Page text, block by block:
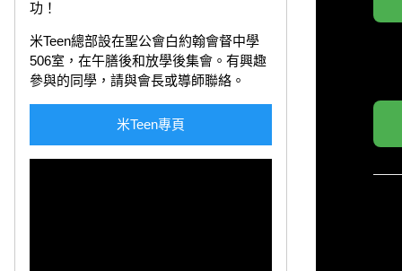
功！
米Teen總部設在聖公會白約翰會督中學
506室，在午膳後和放學後集會。有興趣
參與的同學，請與會長或導師聯絡。
米Teen專頁